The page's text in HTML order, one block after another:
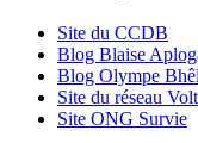
Site du CCDB
Blog Blaise
Blog Olympe
Site du réseau
Site ONG Survie